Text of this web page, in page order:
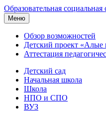
Образовательная социальная
Меню
Обзор возможностей
Детский проект «Алые
Аттестация
Детский сад
Начальная школа
Школа
НПО и СПО
ВУЗ